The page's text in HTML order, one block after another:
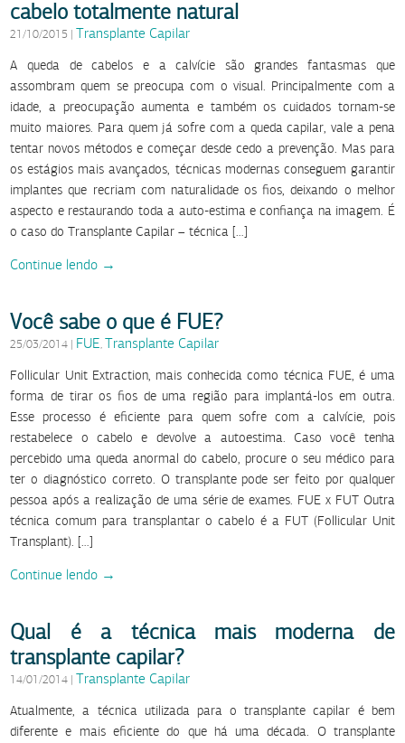
cabelo totalmente natural
21/10/2015 | Transplante Capilar
A queda de cabelos e a calvície são grandes fantasmas que
assombram quem se preocupa com o visual. Principalmente com a
idade, a preocupação aumenta e também os cuidados tornam-se
muito maiores. Para quem já sofre com a queda capilar, vale a pena
tentar novos métodos e começar desde cedo a prevenção. Mas para
os estágios mais avançados, técnicas modernas conseguem garantir
implantes que recriam com naturalidade os fios, deixando o melhor
aspecto e restaurando toda a auto-estima e confiança na imagem. É
o caso do Transplante Capilar – técnica […]
Continue lendo →
Você sabe o que é FUE?
25/03/2014 | FUE, Transplante Capilar
Follicular Unit Extraction, mais conhecida como técnica FUE, é uma
forma de tirar os fios de uma região para implantá-los em outra.
Esse processo é eficiente para quem sofre com a calvície, pois
restabelece o cabelo e devolve a autoestima. Caso você tenha
percebido uma queda anormal do cabelo, procure o seu médico para
ter o diagnóstico correto. O transplante pode ser feito por qualquer
pessoa após a realização de uma série de exames. FUE x FUT Outra
técnica comum para transplantar o cabelo é a FUT (Follicular Unit
Transplant). […]
Continue lendo →
Qual é a técnica mais moderna de
transplante capilar?
14/01/2014 | Transplante Capilar
Atualmente, a técnica utilizada para o transplante capilar é bem
diferente e mais eficiente do que há uma década. O transplante